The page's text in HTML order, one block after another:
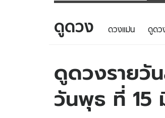
ข่าว
ข่าวบันเทิง
ข่าวกีฬา
ข่าวเศรษฐกิจ
ดูดวง ดวงแม่น ดูดว
ดูดวงรายวั
วันพุธ ที่ 15